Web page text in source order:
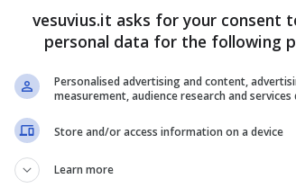
Abbinante e Giuseppe
hanno guidato la
portata avanti grazie alle
a galla la dinamica dell’omicidio di
Celeste: per l’agguato, nel quale
indiziati Arcangelo Abbinante e
vesuvius.it asks for your consent
personal data for the following
Personalised advertising and content,
measurement, audience research and
Store and/or access information on a device
Learn more